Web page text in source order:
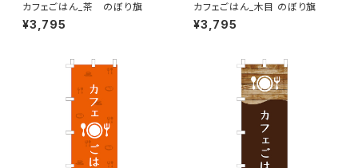
カフェごはん_茶 のぼり旗
¥3,795
カフェごはん_木目 のぼり旗
¥3,795